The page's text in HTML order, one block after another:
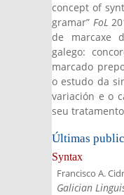
concept of
gramar” FoL
de marcaxe
galego:
marcado
o estudo da
variación e o
seu
Últimas
Syntax
Francisco A.
Galician